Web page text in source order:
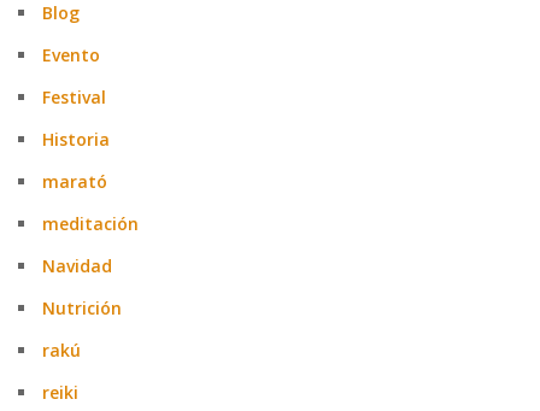
Blog
Evento
Festival
Historia
marató
meditación
Navidad
Nutrición
rakú
reiki